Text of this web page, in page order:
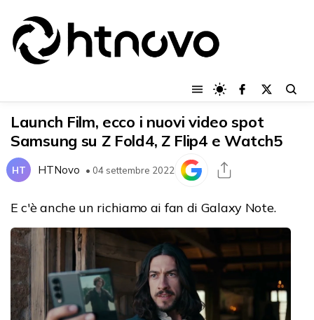
Launch Film, ecco i nuovi video spot
Samsung su Z Fold4, Z Flip4 e Watch5
HT HTNovo • 04 settembre 2022
E c'è anche un richiamo ai fan di Galaxy Note.